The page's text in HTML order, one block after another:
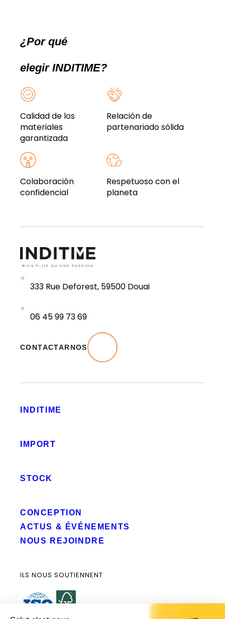
¿Por qué
elegir INDITIME?
Calidad de los
materiales
garantizada
Relación de
partenariado sólida
Colaboración
confidencial
Respetuoso con el
planeta
333 Rue Deforest, 59500 Douai
06 45 99 73 69
CONTACTARNOS
INDITIME
IMPORT
STOCK
CONCEPTION
ACTUS & ÉVÉNEMENTS
NOUS REJOINDRE
ILS NOUS SOUTIENNENT